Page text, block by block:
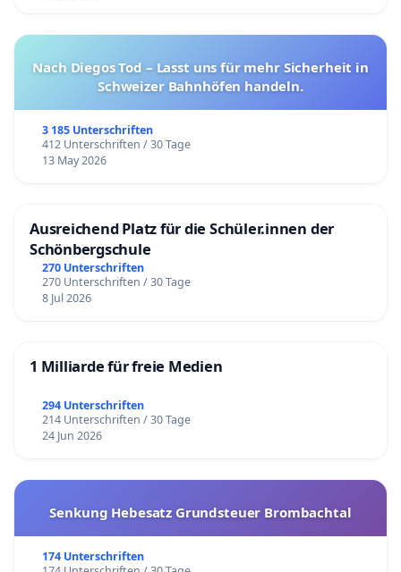
Nach Diegos Tod – Lasst uns für mehr Sicherheit in
Schweizer Bahnhöfen handeln.
3 185 Unterschriften
412 Unterschriften / 30 Tage
13 May 2026
Ausreichend Platz für die Schüler.innen der
Schönbergschule
270 Unterschriften
270 Unterschriften / 30 Tage
8 Jul 2026
1 Milliarde für freie Medien
294 Unterschriften
214 Unterschriften / 30 Tage
24 Jun 2026
Senkung Hebesatz Grundsteuer Brombachtal
174 Unterschriften